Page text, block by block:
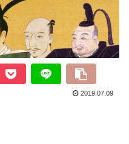
2019.07.09